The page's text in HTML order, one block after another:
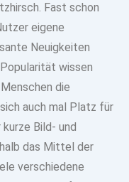
. Fast schon
eigene
Neuigkeiten
wissen
die
auch mal Platz für
Bild- und
das Mittel der
verschiedene